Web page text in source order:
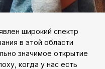
широкий спектр
в этой области
значимое открытие
когда у нас есть